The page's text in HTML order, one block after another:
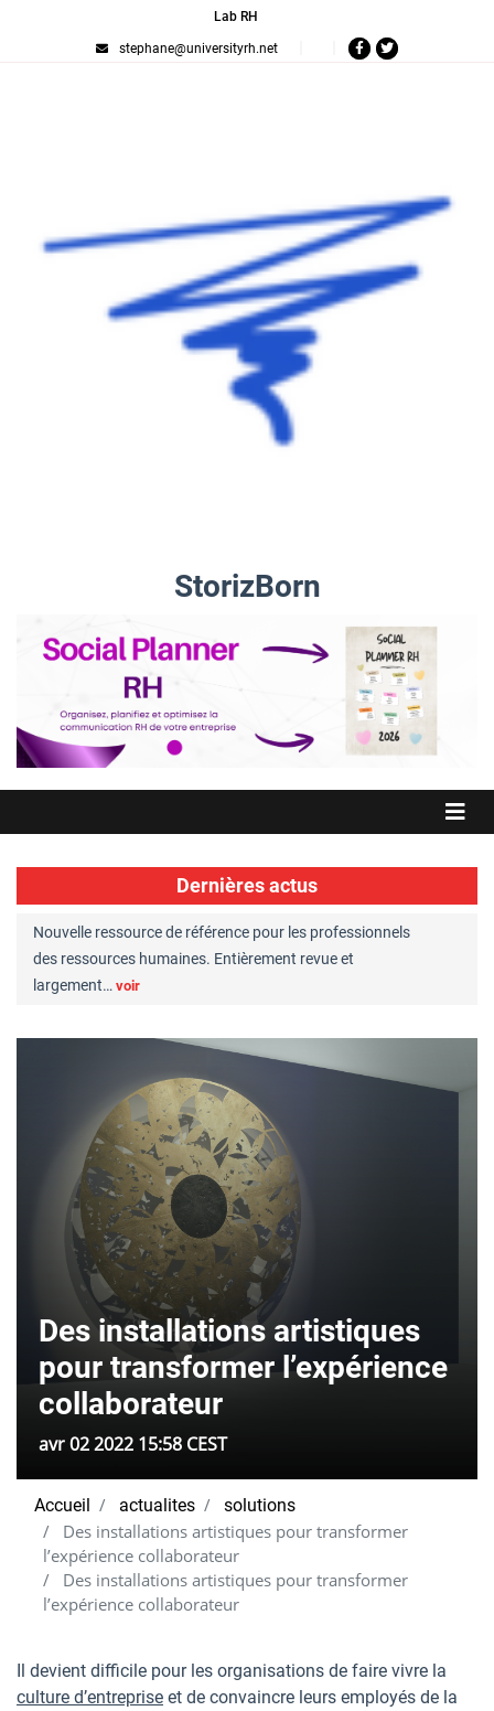
Lab RH
stephane@universityrh.net
StorizBorn
Dernières actus
Nouvelle ressource de référence pour les professionnels
des ressources humaines. Entièrement revue et
largement… voir
Des installations artistiques
pour transformer l’expérience
collaborateur
avr 02 2022 15:58 CEST
Accueil actualites solutions
Des installations artistiques pour transformer
l’expérience collaborateur
Des installations artistiques pour transformer
l’expérience collaborateur
Il devient difficile pour les organisations de faire vivre la
culture d’entreprise et de convaincre leurs employés de la